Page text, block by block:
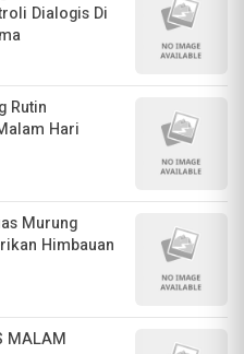
Dialogis Di
Rutin
Hari
Murung
Himbauan
MALAM